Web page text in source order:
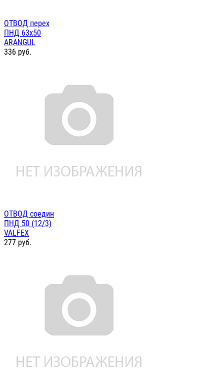
ОТВОД перех
ПНД 63х50
ARANGUL
336 руб.
ОТВОД соедин
ПНД 50 (12/3)
VALFEX
277 руб.